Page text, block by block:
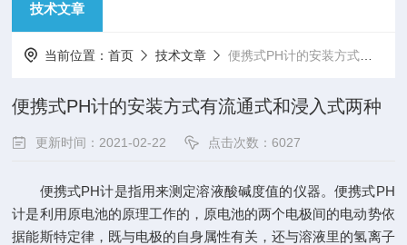
技术文章
当前位置：首页 技术文章 便携式PH计的安装方式有流通式和浸入式两种
便携式PH计的安装方式有流通式和浸入式两种
更新时间：2021-02-22 点击次数：6027
便携式PH计是指用来测定溶液酸碱度值的仪器。便携式PH
计是利用原电池的原理工作的，原电池的两个电极间的电动势依
据能斯特定律，既与电极的自身属性有关，还与溶液里的氢离子